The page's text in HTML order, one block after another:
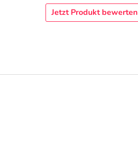
Jetzt Produkt bewerten